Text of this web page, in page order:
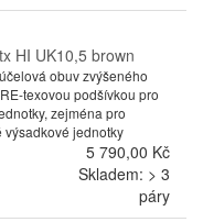
HI UK10,5 brown
obuv zvýšeného
texovou podšívkou pro
zejména pro
výsadkové jednotky
5 790,00 Kč
Skladem: > 3
páry